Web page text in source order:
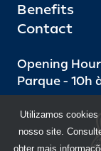
Benefits
Contact
Opening
Parque - 10h
Utilizamos cookies
nosso site.
obter mais